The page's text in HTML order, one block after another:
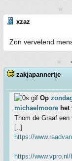
xzaz
Zon vervelend
zakjapannertje
Op
michaelmoore het
Thom de Graaf een
[..]
https://
https://